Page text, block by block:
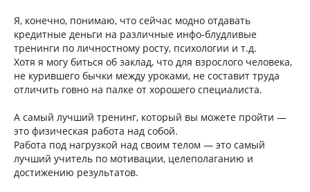
Я, конечно, понимаю, что сейчас модно отдавать
кредитные деньги на различные инфо-блудливые
тренинги по личностному росту, психологии и т.д.
Хотя я могу биться об заклад, что для взрослого человека,
не курившего бычки между уроками, не составит труда
отличить говно на палке от хорошего специалиста.
А самый лучший тренинг, который вы можете пройти —
это физическая работа над собой.
Работа под нагрузкой над своим телом — это самый
лучший учитель по мотивации, целеполаганию и
достижению результатов.